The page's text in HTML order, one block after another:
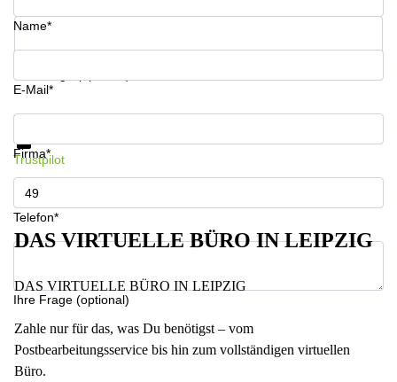
mieten
Berlin
Coworking
Köln
Hohenzollernring
Erhard-
Hamburg
Name*
E-Mail*
Firma*
Telefon*
Ihre Frage (optional)
Infos & Preise jetzt erhalten
Trustpilot
DAS VIRTUELLE BÜRO IN LEIPZIG
DAS VIRTUELLE BÜRO IN LEIPZIG
Zahle nur für das, was Du benötigst – vom
Postbearbeitungsservice bis hin zum vollständigen virtuellen
Büro.